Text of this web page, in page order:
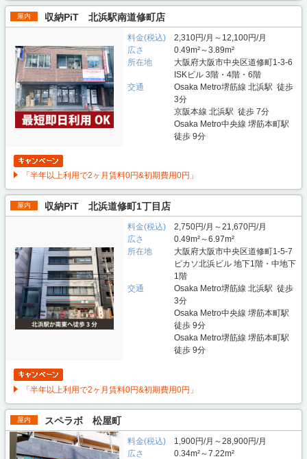
屋内 収納PiT 北浜駅南道修町店
料金(税込)
2,310円/月～12,100円/月
広さ
0.49m²～3.89m²
所在地
大阪府大阪市中央区道修町1-3-6
ISKビル 3階・4階・6階
交通
Osaka Metro堺筋線 北浜駅 徒歩
3分
京阪本線 北浜駅 徒歩 7分
Osaka Metro中央線 堺筋本町駅
徒歩 9分
「半年以上利用で2ヶ月賃料0円&初期費用0円」
屋内 収納PiT 北浜道修町1丁目店
料金(税込)
2,750円/月～21,670円/月
広さ
0.49m²～6.97m²
所在地
大阪府大阪市中央区道修町1-5-7
ピカソ北浜ビル 地下1階・中地下
1階
交通
Osaka Metro堺筋線 北浜駅 徒歩
3分
Osaka Metro中央線 堺筋本町駅
徒歩 9分
Osaka Metro堺筋線 堺筋本町駅
徒歩 9分
「半年以上利用で2ヶ月賃料0円&初期費用0円」
屋内 スペラボ 松屋町
料金(税込)
1,900円/月～28,900円/月
広さ
0.34m²～7.22m²